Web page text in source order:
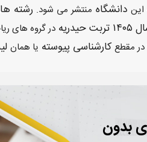
این دانشگاه منتشر می شود. رشته
تربت حیدریه در گروه های
در مقطع کارشناسی پیوسته یا همان
بدون